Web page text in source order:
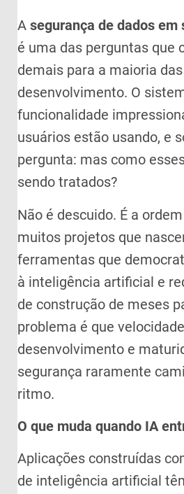
A segurança de dados
é uma das perguntas que
demais para a maioria
desenvolvimento. O
funcionalidade
usuários estão usando, e
pergunta: mas como
sendo tratados?
Não é descuido. É a
muitos projetos que
ferramentas que
à inteligência artificial e
de construção de meses
problema é que
desenvolvimento e
segurança raramente
ritmo.
O que muda quando IA
Aplicações construídas
de inteligência artificial